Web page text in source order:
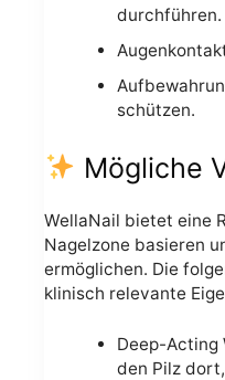
durchführen.
schützen.
Mögliche
WellaNail bietet eine
Nagelzone basieren
ermöglichen. Die
klinisch relevante
Deep-Acting
den Pilz